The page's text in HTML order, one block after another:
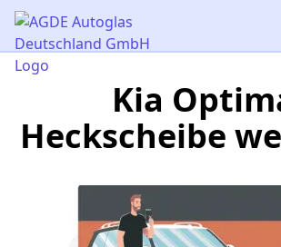
AGDE Autoglas Deutschland GmbH
Kia
Heckscheibe